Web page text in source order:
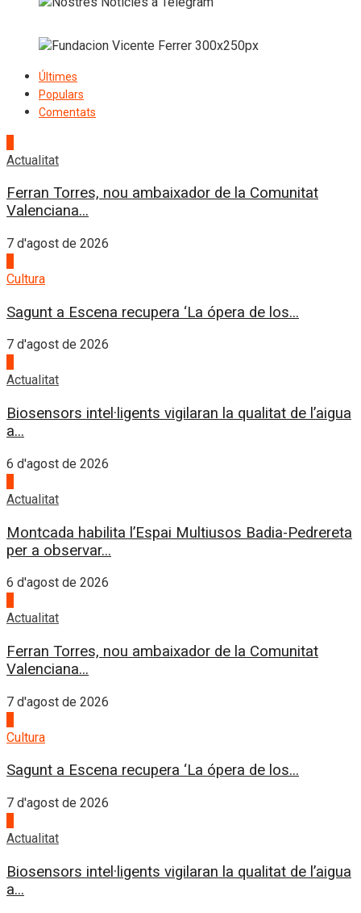
Últimes
Populars
Comentats
Actualitat
Ferran Torres, nou ambaixador de la Comunitat
Valenciana...
7 d'agost de 2026
Cultura
Sagunt a Escena recupera ‘La ópera de los...
7 d'agost de 2026
Actualitat
Biosensors intel·ligents vigilaran la qualitat de l’aigua
a...
6 d'agost de 2026
Actualitat
Montcada habilita l’Espai Multiusos Badia-Pedrereta
per a observar...
6 d'agost de 2026
Actualitat
Ferran Torres, nou ambaixador de la Comunitat
Valenciana...
7 d'agost de 2026
Cultura
Sagunt a Escena recupera ‘La ópera de los...
7 d'agost de 2026
Actualitat
Biosensors intel·ligents vigilaran la qualitat de l’aigua
a...